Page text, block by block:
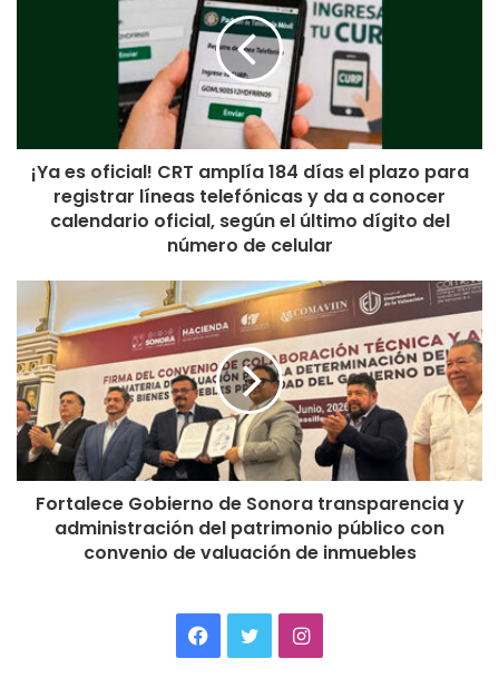
¡Ya es oficial! CRT amplía 184 días el plazo para
registrar líneas telefónicas y da a conocer
calendario oficial, según el último dígito del
número de celular
Fortalece Gobierno de Sonora transparencia y
administración del patrimonio público con
convenio de valuación de inmuebles
Facebook
TwitterInstagram